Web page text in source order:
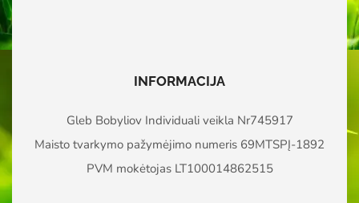
INFORMACIJA
Gleb Bobyliov Individuali veikla Nr745917
Maisto tvarkymo pažymėjimo numeris 69MTSPĮ-1892
PVM mokėtojas LT100014862515